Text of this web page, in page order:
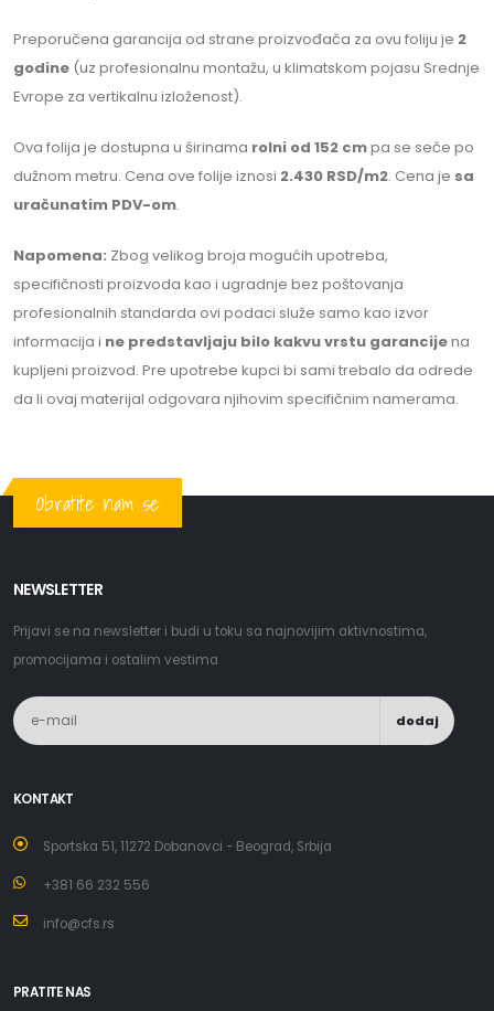
Preporučena garancija od strane proizvođača za ovu foliju je 2
godine (uz profesionalnu montažu, u klimatskom pojasu Srednje
Evrope za vertikalnu izloženost).
Ova folija je dostupna u širinama rolni od 152 cmpa se seče po
dužnom metru. Cena ove folije iznosi 2.430 RSD/m2. Cena je sa
uračunatim PDV-om.
Napomena: Zbog velikog broja mogućih upotreba,
specifičnosti proizvoda kao i ugradnje bez poštovanja
profesionalnih standarda ovi podaci služe samo kao izvor
informacija i ne predstavljaju bilo kakvu vrstu garancijena
kupljeni proizvod. Pre upotrebe kupci bi sami trebalo da odrede
da li ovaj materijal odgovara njihovim specifičnim namerama.
Obratite nam se
NEWSLETTER
Prijavi se na newsletter i budi u toku sa najnovijim aktivnostima,
promocijama i ostalim vestima
dodaj
KONTAKT
Sportska 51, 11272 Dobanovci - Beograd, Srbija
+381 66 232 556
info@cfs.rs
PRATITE NAS